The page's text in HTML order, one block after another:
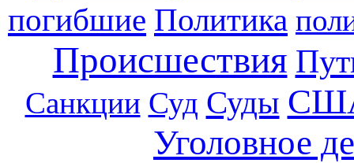
погибшие Политика
Происшествия
Санкции Суд Суды
Уголовное